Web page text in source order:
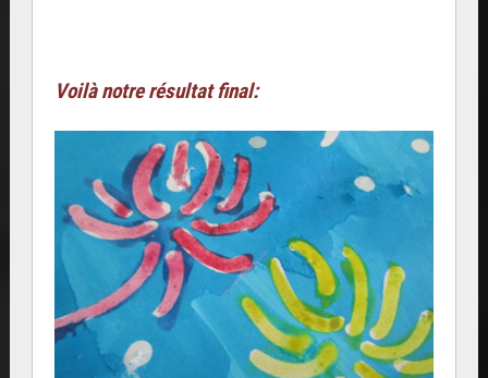
Voilà notre résultat final: